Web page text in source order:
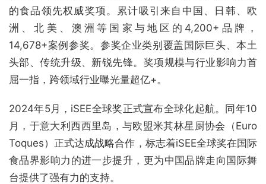
的食品领先权威奖项。累计吸引来自中国、日韩、欧
洲、北美、澳洲等国家与地区的4,200+品牌，
14,678+案例参奖。参奖企业类别覆盖国际巨头、本土
头部、传统升级、新锐先锋。奖项规模与行业影响力首
屈一指，跨领域行业曝光量超亿+。
2024年5月，iSEE全球奖正式宣布全球化起航。同年10
月，于意大利西西里岛，与欧盟米其林星厨协会（Euro
Toques）正式达成战略合作，标志着iSEE全球奖在国际
食品界影响力的进一步提升，更为中国品牌走向国际舞
台提供了强有力的支持。